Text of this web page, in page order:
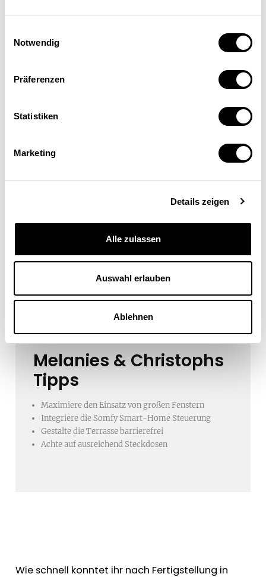
Notwendig
Präferenzen
Statistiken
Marketing
Details zeigen
Alle zulassen
Auswahl erlauben
Ablehnen
Melanies & Christophs
Tipps
Maximiere den Einsatz von großen Fenstern
Integriere die Somfy Smart-Home Steuerung
Gestalte die Terrasse barrierefrei
Achte auf ausreichend Steckdosen
Wie schnell konntet ihr nach Fertigstellung in